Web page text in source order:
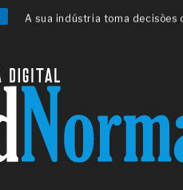
A sua indústria toma decisões
Os gestores da ABNT litigam
reserva de mercado sobre as
Os critérios médicos da
A prevenção clínica da coceira
Os sintomas clínicos do
O tratamento médico da